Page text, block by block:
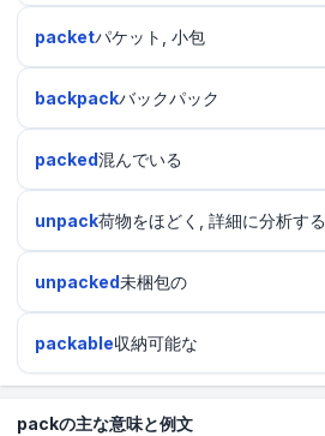
packetパケット, 小包
backpackバックパック
packed混んでいる
unpack荷物をほどく, 詳細に分析する
unpacked未梱包の
packable収納可能な
packの主な意味と例文